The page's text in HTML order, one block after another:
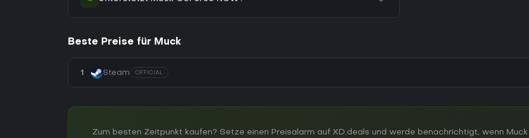
Beste Preise für Muck
1 Steam OFFICIAL
Zum besten Zeitpunkt kaufen? Setze einen Preisalarm auf XD.deals und werde benachrichtigt, wenn